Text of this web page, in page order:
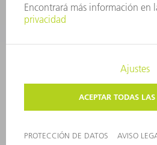
COPYRIGHT Y MARCA